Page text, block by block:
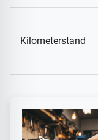
Kilometerstand